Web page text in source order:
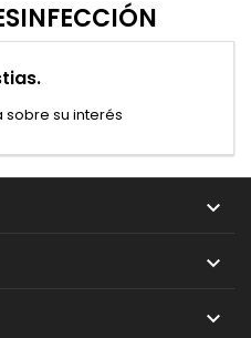
sobre su interés


